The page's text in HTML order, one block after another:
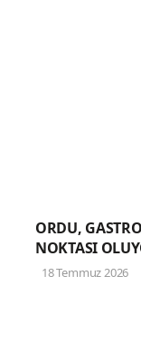
ORDU,
NOKTASI
18 Temmuz 2026